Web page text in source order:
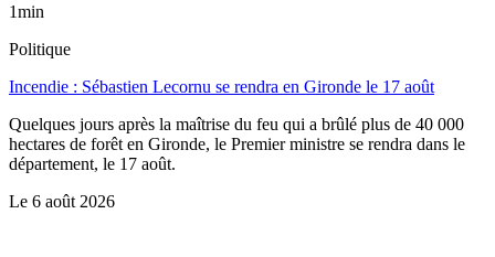
1min
Politique
Incendie : Sébastien Lecornu se rendra en Gironde le 17 août
Quelques jours après la maîtrise du feu qui a brûlé plus de 40 000
hectares de forêt en Gironde, le Premier ministre se rendra dans le
département, le 17 août.
Le 6 août 2026